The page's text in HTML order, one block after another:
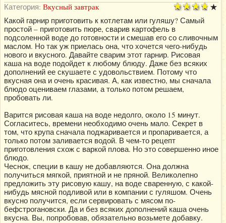
Категория: Вкусный завтрак
Какой гарнир приготовить к котлетам или гуляшу? Самый
простой – приготовить пюре, сварив картофель в
подсоленной воде до готовности и смешав его со сливочным
маслом. Но так уж приелась она, что хочется чего-нибудь
нового и вкусного. Давайте сварим этот гарнир. Рисовая
каша на воде подойдет к любому блюду. Даже без всяких
дополнений ее скушаете с удовольствием. Потому что
вкусная она и очень красивая. А, как известно, мы сначала
блюдо оцениваем глазами, а только потом решаем,
пробовать ли.
Варится рисовая каша на воде недолго, около 15 минут.
Согласитесь, времени необходимо очень мало. Секрет в
том, что крупа сначала поджаривается и пропаривается, а
только потом заливается водой. В чем-то рецепт
приготовления схож с варкой плова. Но это совершенно иное
блюдо.
Чеснок, специи в кашу не добавляются. Она должна
получиться мягкой, приятной и не пряной. Великолепно
предложить эту рисовую кашу, на воде сваренную, с какой-
нибудь мясной подливой или в компании с гуляшом. Очень
вкусно получится, если сервировать с мясом по-
бефстрогановски. Да и без всяких дополнений каша очень
вкусна. Вы, попробовав, обязательно возьмете добавку.